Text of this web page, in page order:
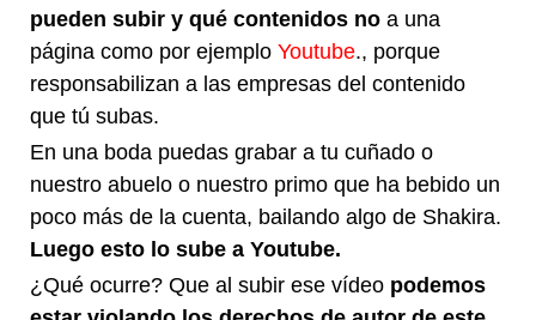
pueden subir y qué contenidos no a una
página como por ejemploYoutube., porque
responsabilizan a las empresas del contenido
que tú subas.
En una boda puedas grabar a tu cuñado o
nuestro abuelo o nuestro primo que ha bebido un
poco más de la cuenta, bailando algo de Shakira.
Luego esto lo sube a Youtube.
¿Qué ocurre? Que al subir ese vídeo podemos